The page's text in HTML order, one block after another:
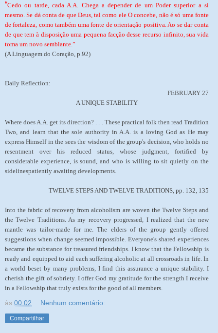
“Cedo ou tarde, cada A.A. Chega a depender de um Poder superior a si
mesmo. Se dá conta de que Deus, tal como ele O concebe, não é só uma fonte
de fortaleza, como também uma fonte de orientação positiva. Ao se dar conta
de que tem à disposição uma pequena facção desse recurso infinito, sua vida
toma um novo semblante.”
(A Linguagem do Coração, p.92)
Daily Reflection:
FEBRUARY 27
A UNIQUE STABILITY
Where does A.A. get its direction? . . . These practical folk then read Tradition
Two, and learn that the sole authority in A.A. is a loving God as He may
express Himself in the sees the wisdom of the group's decision, who holds no
resentment over his reduced status, whose judgment, fortified by
considerable experience, is sound, and who is willing to sit quietly on the
sidelinespatiently awaiting developments.
TWELVE STEPS AND TWELVE TRADITIONS, pp. 132, 135
Into the fabric of recovery from alcoholism are woven the Twelve Steps and
the Twelve Traditions. As my recovery progressed, I realized that the new
mantle was tailor-made for me. The elders of the group gently offered
suggestions when change seemed impossible. Everyone's shared experiences
became the substance for treasured friendships. I know that the Fellowship is
ready and equipped to aid each suffering alcoholic at all crossroads in life. In
a world beset by many problems, I find this assurance a unique stability. I
cherish the gift of sobriety. I offer God my gratitude for the strength I receive
in a Fellowship that truly exists for the good of all members.
às 00:02 Nenhum comentário:
Compartilhar